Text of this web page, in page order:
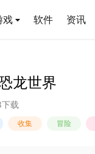
戏 软件 资讯
龙世界
载
收集 冒险